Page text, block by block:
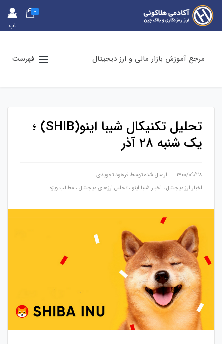
حس
اب
0
مرجع آموزش بازار مالی و ارز دیجیتال فهرست
تحلیل تکنیکال شیبا اینو(SHIB) ؛
یک شنبه 28 آذر
۱۴۰۰/۰۹/۲۸ ارسال شده توسط فرهود تجویدی
اخبار ارز دیجیتال، اخبار شیبا اینو ، تحلیل ارزهای دیجیتال، مطالب ویژه